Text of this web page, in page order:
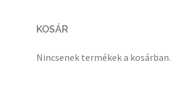
KOSÁR
Nincsenek termékek a kosárban.